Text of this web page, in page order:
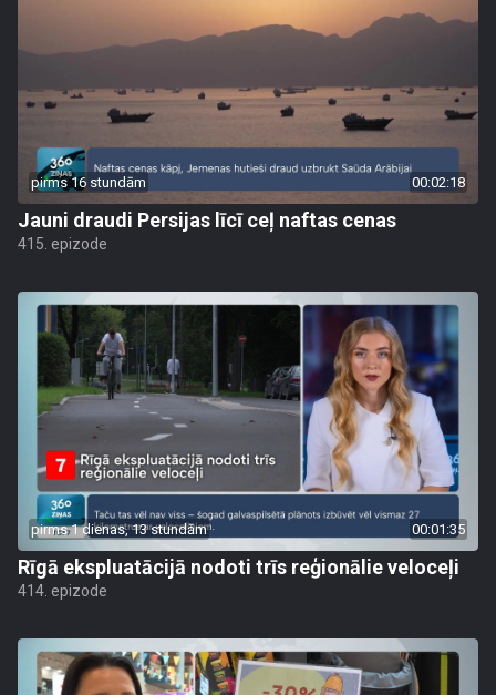
pirms 16 stundām 00:02:18
Jauni draudi Persijas līcī ceļ naftas cenas
415. epizode
pirms 1 dienas, 13 stundām 00:01:35
Rīgā ekspluatācijā nodoti trīs reģionālie veloceļi
414. epizode